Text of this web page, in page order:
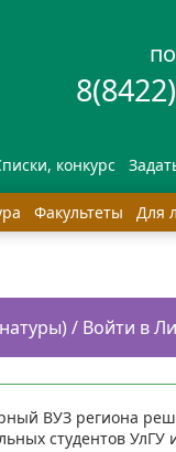
конкурс
8(8422)41 20
Факультеты Для
/ Войти в
ВУЗ региона
студентов